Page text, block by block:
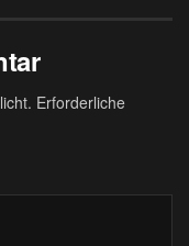
Erforderliche